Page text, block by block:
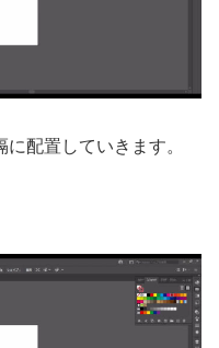
配置していきます。